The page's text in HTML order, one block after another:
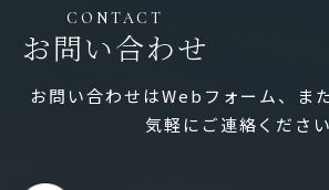
CONTACT
お問い合わせ
お問い合わせはWebフォーム、ま
気軽にご連絡ください